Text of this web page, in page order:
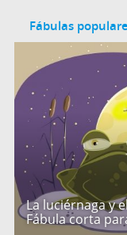
Fábulas
La luciérnaga y
Fábula corta